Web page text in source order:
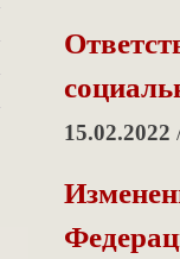
15.02.2022